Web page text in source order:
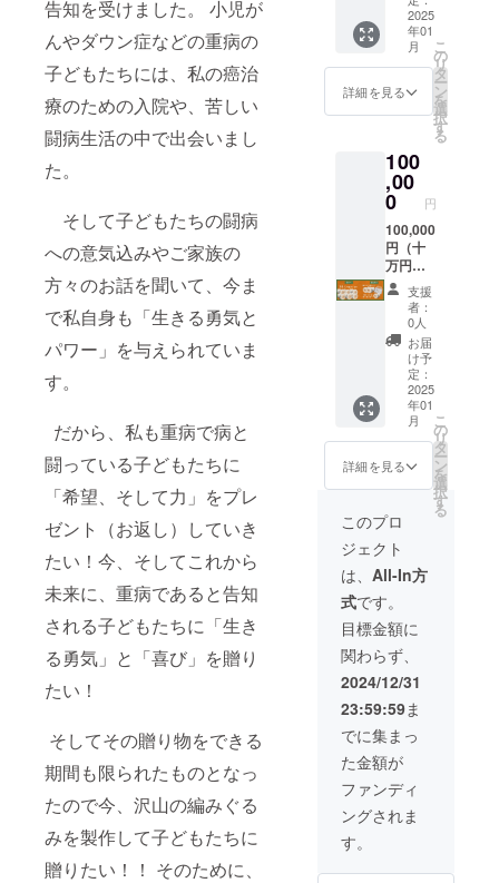
告知を受けました。 小児が
んやダウン症などの重病の
子どもたちには、私の癌治
療のための入院や、苦しい
闘病生活の中で出会いまし
た。
そして子どもたちの闘病
への意気込みやご家族の
方々のお話を聞いて、今ま
で私自身も「生きる勇気と
パワー」を与えられていま
す。
だから、私も重病で病と
闘っている子どもたちに
「希望、そして力」をプレ
ゼント（お返し）していき
たい！今、そしてこれから
未来に、重病であると告知
される子どもたちに「生き
る勇気」と「喜び」を贈り
たい！
そしてその贈り物をできる
期間も限られたものとなっ
たので今、沢山の編みぐる
みを製作して子どもたちに
贈りたい！！ そのために、
治療や手術
は本当に苦
い、そして
がかるもの
です。しか
し、このよ
うな苦難の
中、私は日
本全国のた
くさんの方
や果てはパ
ラグアイま
で、世界の
たくさんの
方に編みぐ
るみを購入
していただ
いて支えて
いただいて
います。
また入院
中でも、
ベッドでも
製作できる
編みぐるみ
の技術を与
えられたこ
とも感謝し
ています。
何より私
が病と闘っ
ているとい
いたし
ます。
ちに羊
さん10
匹）を
子ども
たちの
ために
いた方
には、
たかお
編みぐ
るみ工
房特製
「幸せ
を呼ぶ
羊さん
（15×1
5×25c
m）」
を2匹と
感謝状
をお送
りいた
しま
す。
2025
年01
月
詳細を見る
こ
の
リ
タ
ー
ン
を
選
択
す
る
100
,00
0 円
100,000
円（十
万円）
ご支援
プラン
100,000
円（子
どもた
ちに羊
さん20
匹）を
ご支援
いただ
いた方
たかお
編みぐ
るみ工
房特
製、
「幸せ
を呼ぶ
羊さん
（15×1
5×25c
m）」
を2匹
と、た
かお編
みぐる
み工房
特製
「編み
んの
支援
者：
0人
お届
け予
定：
2025
年01
月
詳細を見る
こ
の
リ
タ
ー
ン
を
選
択
す
る
このプロ
ジェクト
は、 All-In方
式です。
目標金額に
関わらず、
2024/12/31
23:59:59ま
でに集まっ
た金額が
ファンディ
ングされま
す。